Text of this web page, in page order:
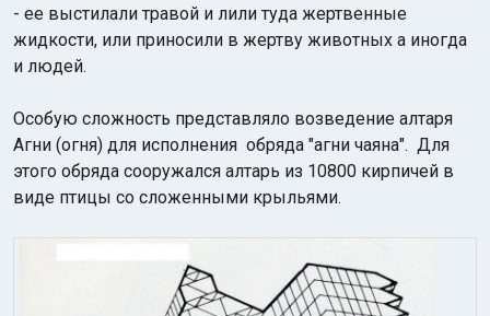
- ее выстилали травой и лили туда жертвенные
жидкости, или приносили в жертву животных а иногда
и людей.
Особую сложность представляло возведение алтаря
Агни (огня) для исполнения обряда "агни чаяна". Для
этого обряда сооружался алтарь из 10800 кирпичей в
виде птицы со сложенными крыльями.